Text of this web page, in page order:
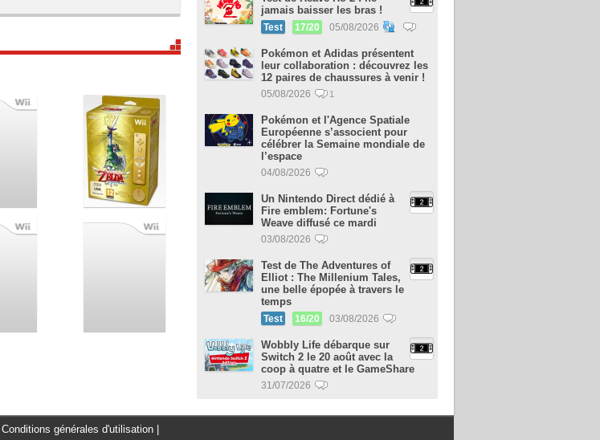
jamais baisser les bras !
Test 17/20 05/08/2026
Pokémon et Adidas présentent
leur collaboration : découvrez les
12 paires de chaussures à venir !
05/08/2026 1
Pokémon et l'Agence Spatiale
Européenne s’associent pour
célébrer la Semaine mondiale de
l’espace
04/08/2026
Un Nintendo Direct dédié à
Fire emblem: Fortune's
Weave diffusé ce mardi
03/08/2026
Test de The Adventures of
Elliot : The Millenium Tales,
une belle épopée à travers le
temps
Test 16/20 03/08/2026
Wobbly Life débarque sur
Switch 2 le 20 août avec la
coop à quatre et le GameShare
31/07/2026
Conditions générales d'utilisation